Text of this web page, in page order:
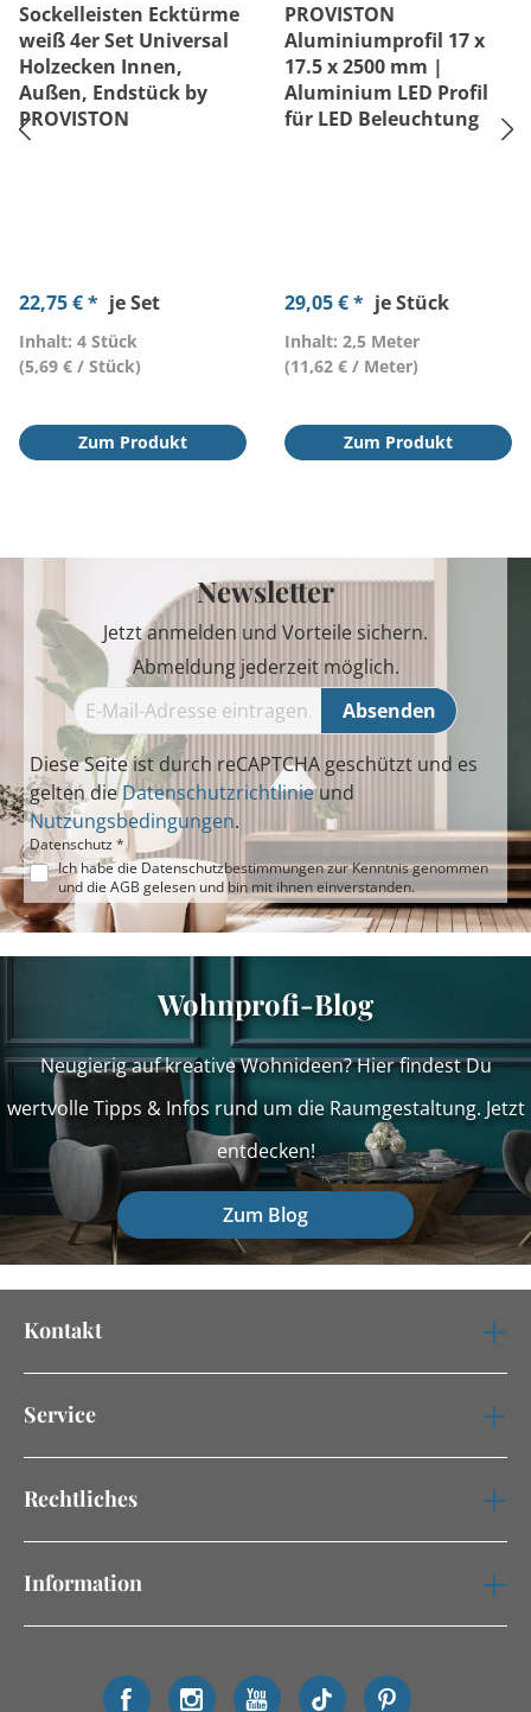
Sockelleisten Ecktürme
weiß 4er Set Universal
Holzecken Innen,
Außen, Endstück by
PROVISTON
22,75 € * je Set
Inhalt: 4 Stück
(5,69 € / Stück)
Zum Produkt
PROVISTON
Aluminiumprofil 17 x
17.5 x 2500 mm |
Aluminium LED Profil
für LED Beleuchtung
29,05 € * je Stück
Inhalt: 2,5 Meter
(11,62 € / Meter)
Zum Produkt
Newsletter
Jetzt anmelden und Vorteile sichern.
Abmeldung jederzeit möglich.
Absenden
Diese Seite ist durch reCAPTCHA geschützt und es
gelten dieDatenschutzrichtlinieund
Nutzungsbedingungen.
Datenschutz *
Ich habe die Datenschutzbestimmungenzur Kenntnis genommen
und die AGB gelesen und bin mit ihnen einverstanden.
Wohnprofi-Blog
Neugierig auf kreative Wohnideen? Hier findest Du
wertvolle Tipps & Infos rund um die Raumgestaltung. Jetzt
entdecken!
Zum Blog
Kontakt
Service
Rechtliches
Information